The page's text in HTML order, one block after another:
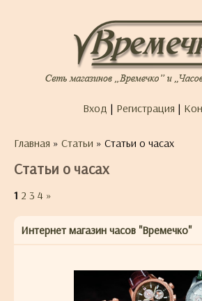
Вход | Регистрация |
Главная » Статьи » Статьи о часах
Статьи о часах
1 2 3 4 »
Интернет магазин часов "Времечко"